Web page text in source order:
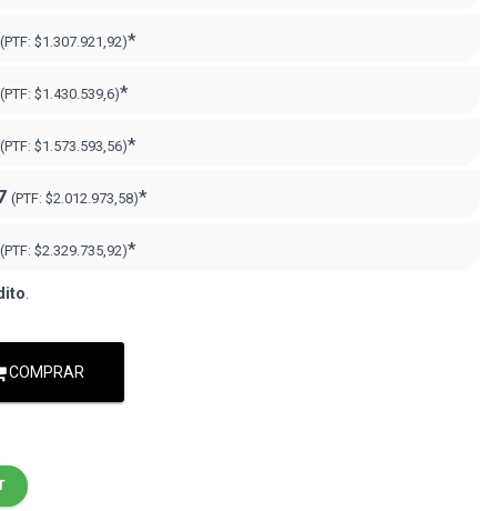
(PTF: $1.307.921,92)*
(PTF: $1.430.539,6)*
(PTF: $1.573.593,56)*
(PTF: $2.012.973,58)*
(PTF: $2.329.735,92)*
COMPRAR